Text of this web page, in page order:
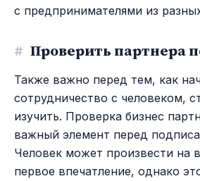
с предпринимателями из
# Проверить партнера
Также важно перед тем, как
сотрудничество с человеком,
изучить. Проверка бизнес
важный элемент перед
Человек может произвести на
первое впечатление, однако